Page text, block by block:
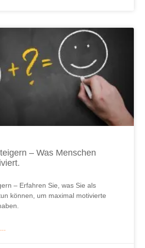
– Was Menschen
– Erfahren Sie, was Sie als
können, um maximal motivierte